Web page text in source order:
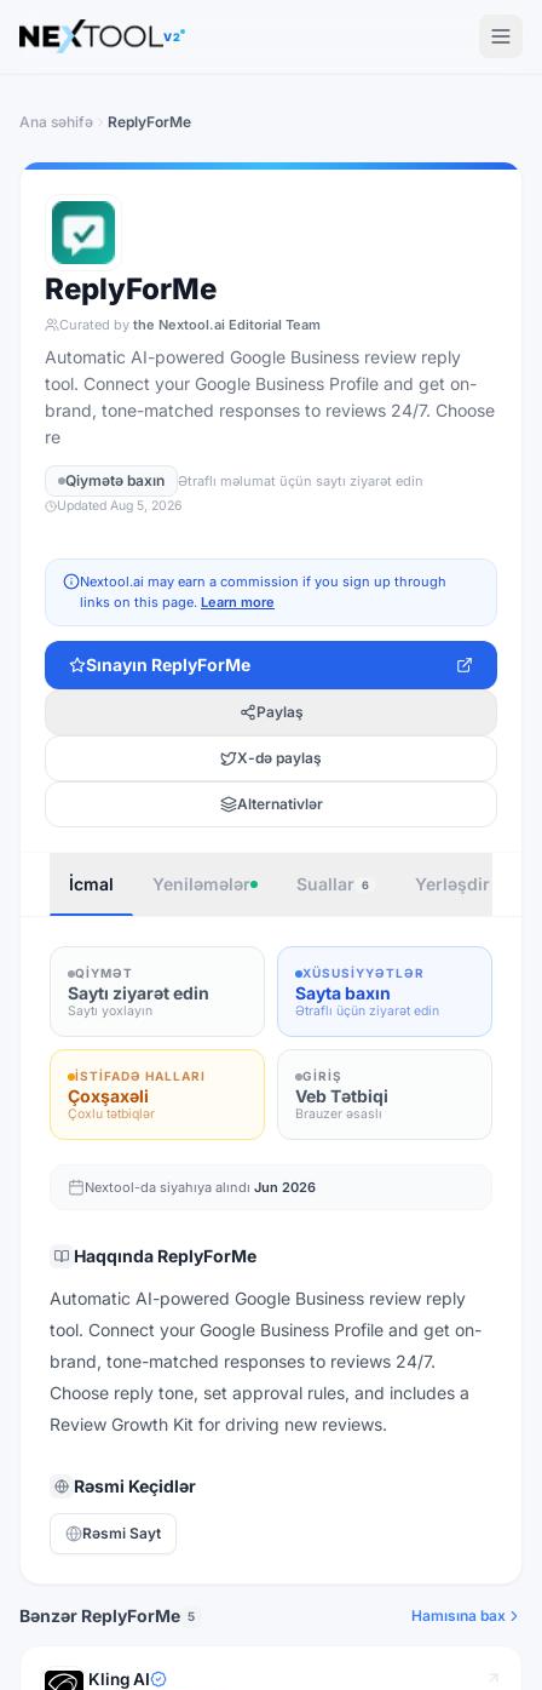
The AI tools directory — Find the Best AI Tools
V2
Ana səhifə ReplyForMe
ReplyForMe
Curated by the Nextool.ai Editorial Team
Automatic AI-powered Google Business review reply
tool. Connect your Google Business Profile and get on-
brand, tone-matched responses to reviews 24/7. Choose
re
Qiymətə baxın Ətraflı məlumat üçün saytı ziyarət edin
Updated Aug 5, 2026
Nextool.ai may earn a commission if you sign up through
links on this page. Learn more
Sınayın ReplyForMe
Paylaş
X-də paylaş
Alternativlər
İcmal Yeniləmələr Suallar 6 Yerləşdir
QIYMƏT
Saytı ziyarət edin
Saytı yoxlayın
XÜSUSIYYƏTLƏR
Sayta baxın
Ətraflı üçün ziyarət edin
İSTIFADƏ HALLARI
Çoxşaxəli
Çoxlu tətbiqlər
GIRIŞ
Veb Tətbiqi
Brauzer əsaslı
Nextool-da siyahıya alındı Jun 2026
Haqqında ReplyForMe
Automatic AI-powered Google Business review reply
tool. Connect your Google Business Profile and get on-
brand, tone-matched responses to reviews 24/7.
Choose reply tone, set approval rules, and includes a
Review Growth Kit for driving new reviews.
Rəsmi Keçidlər
Rəsmi Sayt
Bənzər ReplyForMe 5 Hamısına bax
Kling AI